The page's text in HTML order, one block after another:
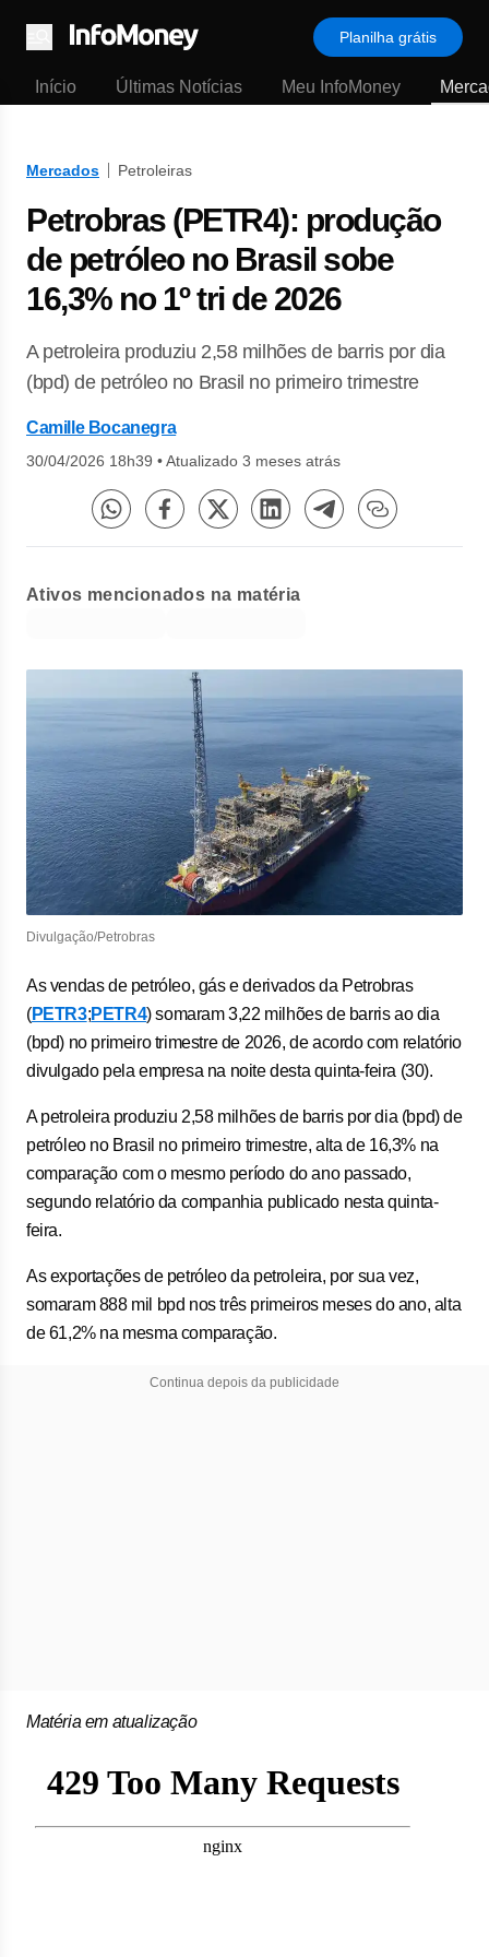
Menu
Planilha grátis
Início Últimas Notícias Meu InfoMoney
Mercados Petroleiras
Petrobras (PETR4): produção
de petróleo no Brasil sobe
16,3% no 1º tri de 2026
A petroleira produziu 2,58 milhões de barris por dia
(bpd) de petróleo no Brasil no primeiro trimestre
Camille Bocanegra
30/04/2026 18h39 •Atualizado 3 meses atrás
Ativos mencionados na matéria
Divulgação/Petrobras
As vendas de petróleo, gás e derivados da Petrobras
(PETR3;PETR4) somaram 3,22 milhões de barris ao dia
(bpd) no primeiro trimestre de 2026, de acordo com relatório
divulgado pela empresa na noite desta quinta-feira (30).
A petroleira produziu 2,58 milhões de barris por dia (bpd) de
petróleo no Brasil no primeiro trimestre, alta de 16,3% na
comparação com o mesmo período do ano passado,
segundo relatório da companhia publicado nesta quinta-
feira.
As exportações de petróleo da petroleira, por sua vez,
somaram 888 mil bpd nos três primeiros meses do ano, alta
de 61,2% na mesma comparação.
Continua depois da publicidade
Matéria em atualização